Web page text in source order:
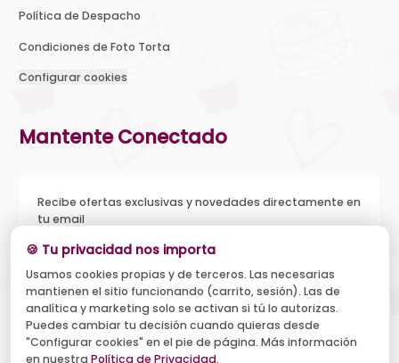
Política de Despacho
Condiciones de Foto Torta
Configurar cookies
Mantente Conectado
Recibe ofertas exclusivas y novedades directamente en
tu email
Acepto recibir novedades y ofertas, y el tratamiento de mi
email según la Política de Privacidad . Puedo darme de baja
cuando quiera.
Suscribirse
🍪 Tu privacidad nos importa
Usamos cookies propias y de terceros. Las necesarias
mantienen el sitio funcionando (carrito, sesión). Las de
analítica y marketing solo se activan si tú lo autorizas.
Puedes cambiar tu decisión cuando quieras desde
"Configurar cookies" en el pie de página. Más información
en nuestra Política de Privacidad.